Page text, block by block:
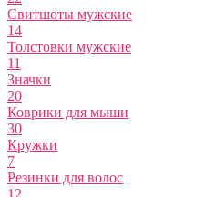
Свитшоты мужские
14
Толстовки мужские
11
Значки
20
Коврики для мыши
30
Кружки
7
Резинки для волос